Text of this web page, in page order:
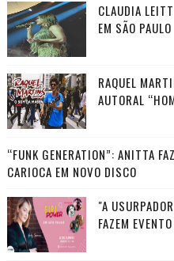
CLAUDIA
EM SÃO PAULO
RAQUEL
AUTORAL
“FUNK GENERATION”: ANITTA
CARIOCA EM NOVO DISCO
"A
FAZEM